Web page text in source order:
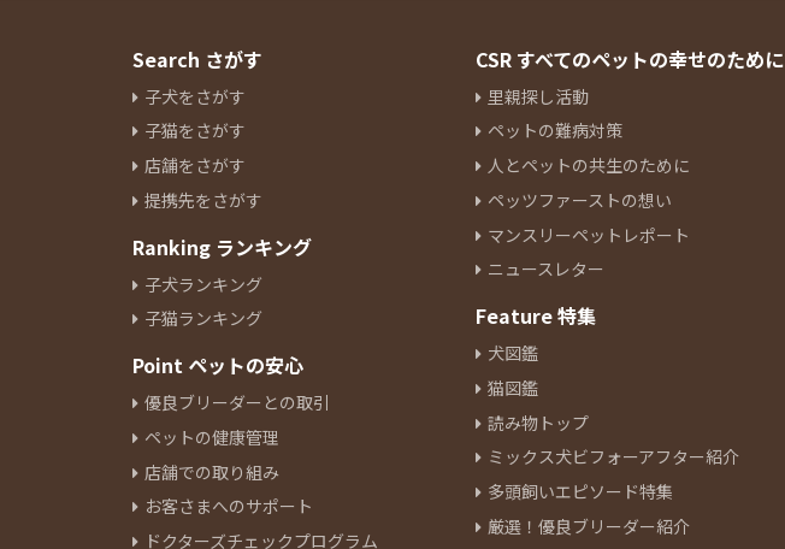
Search さがす
子犬をさがす
子猫をさがす
店舗をさがす
提携先をさがす
Ranking ランキング
子犬ランキング
子猫ランキング
Point ペットの安心
優良ブリーダーとの取引
ペットの健康管理
店舗での取り組み
お客さまへのサポート
ドクターズチェックプログラム
CSR すべてのペットの幸せのために
里親探し活動
ペットの難病対策
人とペットの共生のために
ペッツファーストの想い
マンスリーペットレポート
ニュースレター
Feature 特集
犬図鑑
猫図鑑
読み物トップ
ミックス犬ビフォーアフター紹介
多頭飼いエピソード特集
厳選！優良ブリーダー紹介